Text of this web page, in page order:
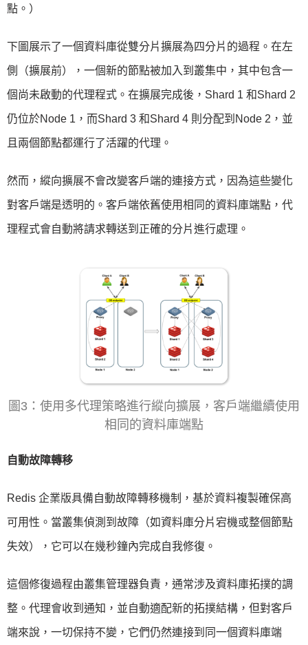
點。）
下圖展示了一個資料庫從雙分片擴展為四分片的過程。在左
側（擴展前），一個新的節點被加入到叢集中，其中包含一
個尚未啟動的代理程式。在擴展完成後，Shard 1 和Shard 2
仍位於Node 1，而Shard 3 和Shard 4 則分配到Node 2，並
且兩個節點都運行了活躍的代理。
然而，縱向擴展不會改變客戶端的連接方式，因為這些變化
對客戶端是透明的。客戶端依舊使用相同的資料庫端點，代
理程式會自動將請求轉送到正確的分片進行處理。
圖3：使用多代理策略進行縱向擴展，客戶端繼續使用
相同的資料庫端點
自動故障轉移
Redis 企業版具備自動故障轉移機制，基於資料複製確保高
可用性。當叢集偵測到故障（如資料庫分片宕機或整個節點
失效），它可以在幾秒鐘內完成自我修復。
這個修復過程由叢集管理器負責，通常涉及資料庫拓撲的調
整。代理會收到通知，並自動適配新的拓撲結構，但對客戶
端來說，一切保持不變，它們仍然連接到同一個資料庫端